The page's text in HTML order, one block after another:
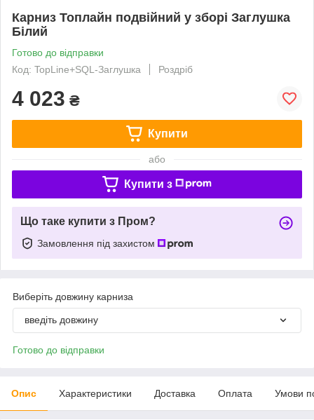
Карниз Топлайн подвійний у зборі Заглушка
Білий
Готово до відправки
Код: TopLine+SQL-Заглушка
Роздріб
4 023 ₴
Купити
або
Купити з
Що таке купити з Пром?
Замовлення під захистом
Виберіть довжину карниза
введіть довжину
Готово до відправки
Опис Характеристики Доставка Оплата Умови